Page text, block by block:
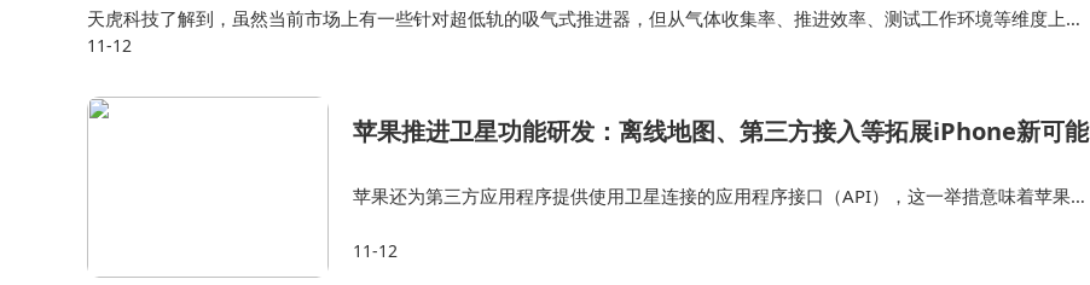
天虎科技了解到，虽然当前市场上有一些针对超低轨的吸气式推进器，但从气体收集率、推进效率、测试工作环境等维度上，
山海星耀的电推进器均具备一定优势。 蔡东升表示，目前该产品是商业航天公司首次实现了“高真空运行环…
11-12
苹果推进卫星功能研发：离线地图、第三方接入等拓展iPhone新可能
苹果还为第三方应用程序提供使用卫星连接的应用程序接口（API），这一举措意味着苹果允
一举措或许是苹果在卫星通信领域进一步…
11-12